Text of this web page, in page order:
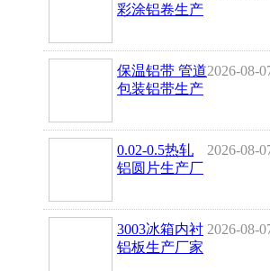
彩涂铝卷生产
保温铝带 管道
包装铝带生产
2026-08-
0.02-0.5热轧
铝圆片生产厂
2026-08-
3003冰箱内衬
铝板生产厂家
2026-08-